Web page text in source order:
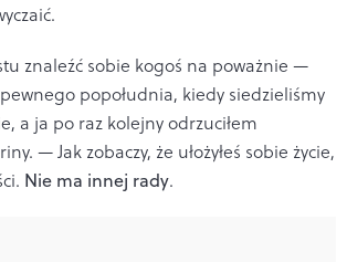
znaleźć sobie kogoś na poważnie —
popołudnia, kiedy siedzieliśmy
a ja po raz kolejny odrzuciłem
— Jak zobaczy, że ułożyłeś sobie życie,
Nie ma innej rady.